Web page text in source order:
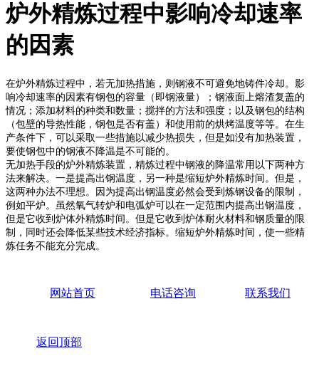
炉外精炼过程中影响冷却速率
的因素
在炉外精炼过程中，若无加热措施，则钢液不可避免地铸件冷却。影
响冷却速率的因素有钢包的容量（即钢液量）；钢液面上熔渣复盖的
情况；添加材料的种类和数量；搅拌的方法和强度；以及钢包的结构
（包壁的导热性能，钢包是否有盖）和使用前的烘烤温度等等。在生
产条件下，可以采取一些措施以减少热损失，但是如没有加热装置，
要使钢包中的钢液不降温是不可能的。
无加热手段的炉外精炼装置，精炼过程中钢液的降温常用以下两种方
法来解决。一是提高出钢温度，另一种是缩短炉外精炼时间。但是，
这两种办法不理想。因为提高出钢温度必然会受到炼钢设备的限制，
例如平炉。虽然氧气转炉和电弧炉可以在一定范围内提高出钢温度，
但是它收到炉体外精炼时间。但是它收到炉体耐火材料和钢质量的限
制，同时还会降低某些技术经济指标。缩短炉外精炼时间，使一些精
炼任务不能充分完成。
网站首页 电话咨询 联系我们
返回顶部